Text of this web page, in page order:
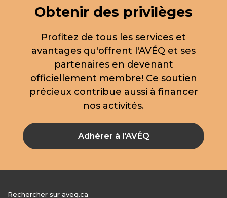
Obtenir des privilèges
Profitez de tous les services et
avantages qu'offrent l'AVÉQ et ses
partenaires en devenant
officiellement membre! Ce soutien
précieux contribue aussi à financer
nos activités.
Adhérer à l'AVÉQ
Rechercher sur aveq.ca